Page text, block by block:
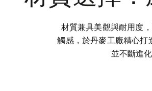
材質兼具美觀與耐用度
觸感，於丹麥工廠精心
並不斷進